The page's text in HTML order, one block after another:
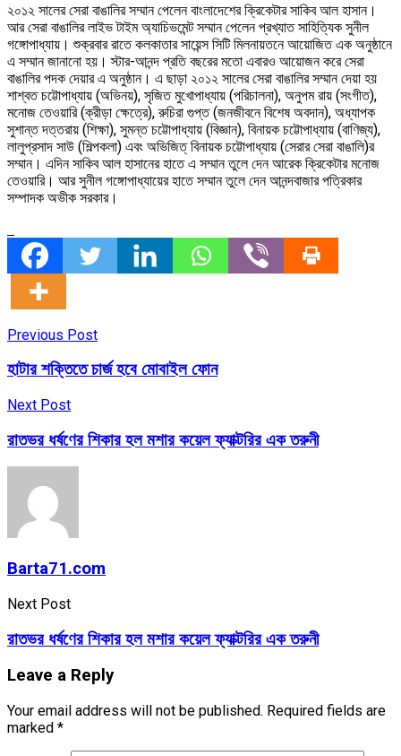
২০১২ সালের সেরা বাঙালির সম্মান পেলেন বাংলাদেশের ক্রিকেটার সাকিব আল হাসান।
আর সেরা বাঙালির লাইভ টাইম অ্যাচিভমেন্ট সম্মান পেলেন প্রখ্যাত সাহিত্যিক সুনীল
গঙ্গোপাধ্যায়। শুক্রবার রাতে কলকাতার সায়েন্স সিটি মিলনায়তনে আয়োজিত এক অনুষ্ঠানে
এ সম্মান জানানো হয়। স্টার-আনন্দ প্রতি বছরের মতো এবারও আয়োজন করে সেরা
বাঙালির পদক দেয়ার এ অনুষ্ঠান। এ ছাড়া ২০১২ সালের সেরা বাঙালির সম্মান দেয়া হয়
শাশ্বত চট্টোপাধ্যায় (অভিনয়), সৃজিত মুখোপাধ্যায় (পরিচালনা), অনুপম রায় (সংগীত),
মনোজ তেওয়ারি (ক্রীড়া ক্ষেত্রে), রুচিরা গুপ্ত (জনজীবনে বিশেষ অবদান), অধ্যাপক
সুশান্ত দত্তরায় (শিক্ষা), সুমন্ত চট্টোপাধ্যায় (বিজ্ঞান), বিনায়ক চট্টোপাধ্যায় (বাণিজ্য),
লালুপ্রসাদ সাউ (শিল্পকলা) এবং অভিজিত্ বিনায়ক চট্টোপাধ্যায় (সেরার সেরা বাঙালি)র
সম্মান। এদিন সাকিব আল হাসানের হাতে এ সম্মান তুলে দেন আরেক ক্রিকেটার মনোজ
তেওয়ারি। আর সুনীল গঙ্গোপাধ্যায়ের হাতে সম্মান তুলে দেন আনন্দবাজার পত্রিকার
সম্পাদক অভীক সরকার।
Previous Post
হাটার শক্তিতে চার্জ হবে মোবাইল ফোন
Next Post
রাতভর ধর্ষণের শিকার হল মশার কয়েল ফ্যাক্টরির এক তরুনী
Barta71.com
Next Post
রাতভর ধর্ষণের শিকার হল মশার কয়েল ফ্যাক্টরির এক তরুনী
Leave a Reply
Your email address will not be published. Required fields are
marked *